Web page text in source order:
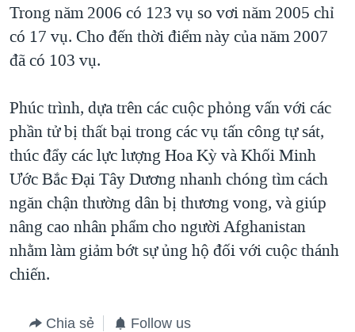
TRỊNH VĨNH BÌNH VS. CHÍNH PHỦ VIỆT NAM
NGƯ DÂN VIỆT VÀ LÀN SÓNG TRỘM HẢI SÂM
QUAN HỆ VIỆT MỸ
Trong năm 2006 có 123 vụ so vơi năm 2005 chỉ
có 17 vụ. Cho đến thời điểm này của năm 2007
đã có 103 vụ.
Phúc trình, dựa trên các cuộc phỏng vấn với các
phần tử bị thất bại trong các vụ tấn công tự sát,
thúc đẩy các lực lượng Hoa Kỳ và Khối Minh
Ước Bắc Đại Tây Dương nhanh chóng tìm cách
ngăn chận thường dân bị thương vong, và giúp
nâng cao nhân phẩm cho người Afghanistan
nhằm làm giảm bớt sự ủng hộ đối với cuộc thánh
chiến.
Chia sẻ Follow us